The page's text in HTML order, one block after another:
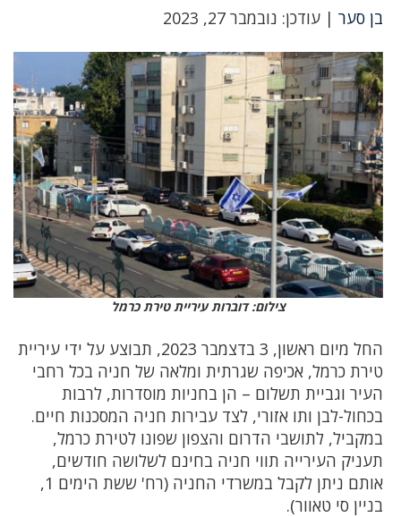
בן סער | עודכן: נובמבר 27, 2023
צילום: דוברות עיריית טירת כרמל
החל מיום ראשון, 3 בדצמבר 2023, תבוצע על ידי עיריית
טירת כרמל, אכיפה שגרתית ומלאה של חניה בכל רחבי
העיר וגביית תשלום – הן בחניות מוסדרות, לרבות
בכחול-לבן ותו אזורי, לצד עבירות חניה המסכנות חיים.
במקביל, לתושבי הדרום והצפון שפונו לטירת כרמל,
תעניק העירייה תווי חניה בחינם לשלושה חודשים,
אותם ניתן לקבל במשרדי החניה (רח' ששת הימים 1,
בניין סי טאוור).